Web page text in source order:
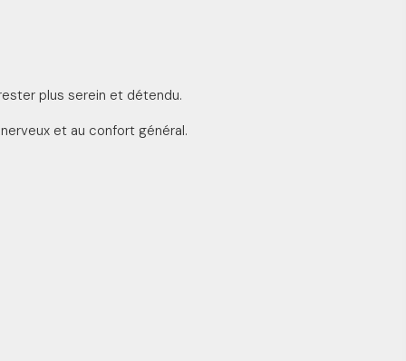
plus serein et détendu.
et au confort général.